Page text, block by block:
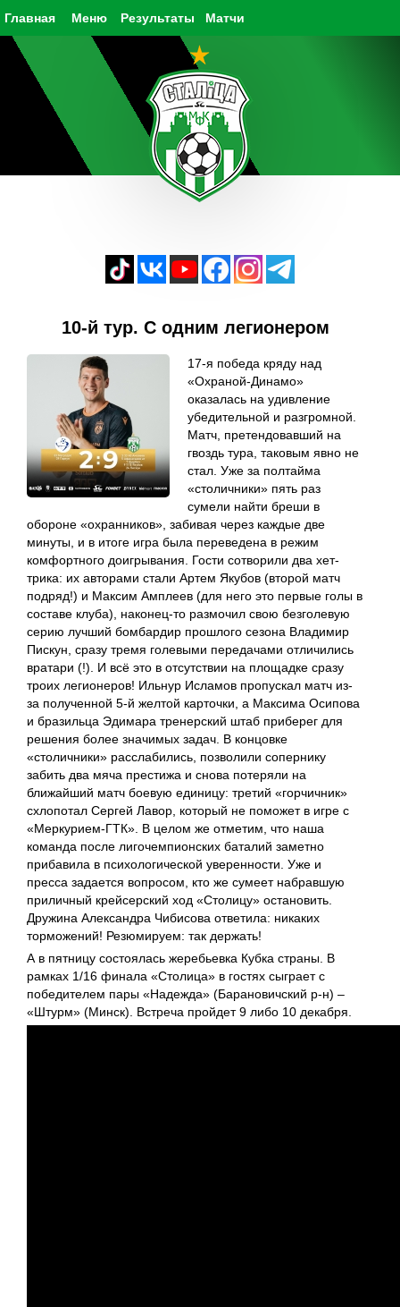
Главная Результаты Матчи
Меню
10-й тур. С одним легионером
17-я победа кряду над
«Охраной-Динамо»
оказалась на удивление
убедительной и разгромной.
Матч, претендовавший на
гвоздь тура, таковым явно не
стал. Уже за полтайма
«столичники» пять раз
сумели найти бреши в
обороне «охранников», забивая через каждые две
минуты, и в итоге игра была переведена в режим
комфортного доигрывания. Гости сотворили два хет-
трика: их авторами стали Артем Якубов (второй матч
подряд!) и Максим Амплеев (для него это первые голы в
составе клуба), наконец-то размочил свою безголевую
серию лучший бомбардир прошлого сезона Владимир
Пискун, сразу тремя голевыми передачами отличились
вратари (!). И всё это в отсутствии на площадке сразу
троих легионеров! Ильнур Исламов пропускал матч из-
за полученной 5-й желтой карточки, а Максима Осипова
и бразильца Эдимара тренерский штаб приберег для
решения более значимых задач. В концовке
«столичники» расслабились, позволили сопернику
забить два мяча престижа и снова потеряли на
ближайший матч боевую единицу: третий «горчичник»
схлопотал Сергей Лавор, который не поможет в игре с
«Меркурием-ГТК». В целом же отметим, что наша
команда после лигочемпионских баталий заметно
прибавила в психологической уверенности. Уже и
пресса задается вопросом, кто же сумеет набравшую
приличный крейсерский ход «Столицу» остановить.
Дружина Александра Чибисова ответила: никаких
торможений! Резюмируем: так держать!
А в пятницу состоялась жеребьевка Кубка страны. В
рамках 1/16 финала «Столица» в гостях сыграет с
победителем пары «Надежда» (Барановичский р-н) –
«Штурм» (Минск). Встреча пройдет 9 либо 10 декабря.